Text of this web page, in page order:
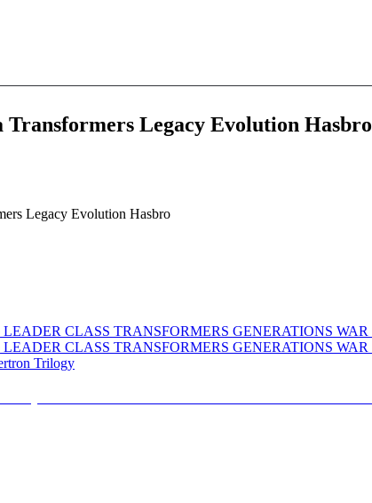
Transformers Legacy Evolution Hasbro
Legacy Evolution Hasbro
Trilogy